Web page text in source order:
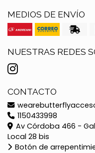
MEDIOS DE ENVÍO
NUESTRAS REDES
CONTACTO
1150433998
Av Córdoba 466 -
Local 28 bis
Botón de